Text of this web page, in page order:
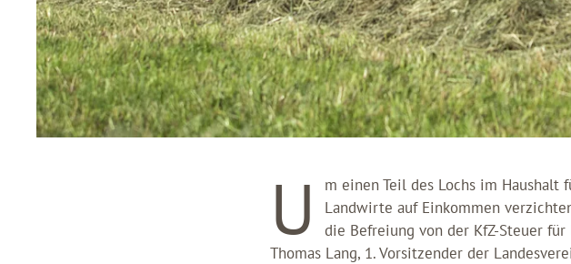
U
m einen Teil des Lochs im
Landwirte auf Einkommen
die Befreiung von der KfZ-Steuer
Thomas Lang, 1. Vorsitzender der